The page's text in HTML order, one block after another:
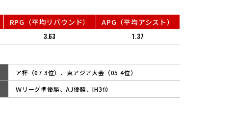
RPG（平均リバウンド） APG（平均アシスト）
3.63 1.37
ア杯（07 3位）、東アジア大会（05 4位）
Ｗリーグ準優勝、AJ優勝、IH3位